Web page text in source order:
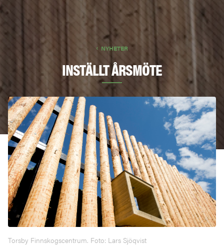
NYHETER
INSTÄLLT ÅRSMÖTE
Torsby Finnskogscentrum. Foto: Lars Sjöqvist